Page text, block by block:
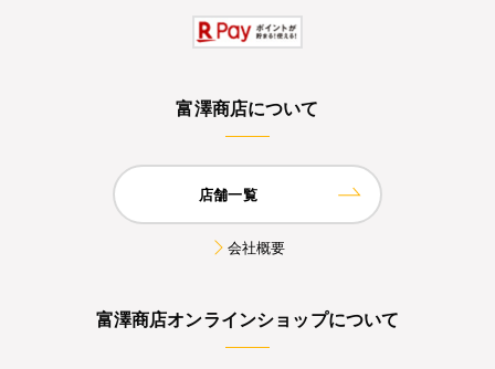
富澤商店について
店舗一覧
会社概要
富澤商店オンラインショップについて